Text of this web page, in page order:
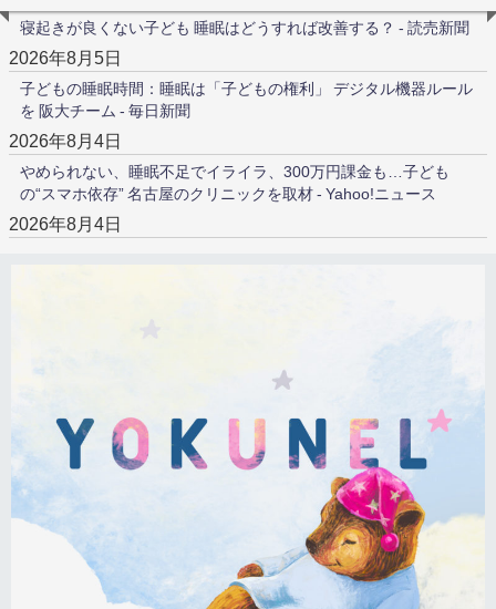
寝起きが良くない子ども 睡眠はどうすれば改善する？ - 読売新聞
2026年8月5日
子どもの睡眠時間：睡眠は「子どもの権利」 デジタル機器ルール
を 阪大チーム - 毎日新聞
2026年8月4日
やめられない、睡眠不足でイライラ、300万円課金も…子ども
の“スマホ依存” 名古屋のクリニックを取材 - Yahoo!ニュース
2026年8月4日